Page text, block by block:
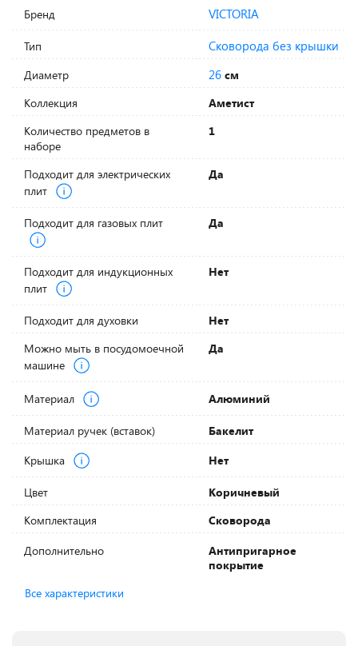
Бренд VICTORIA
Тип Сковорода без крышки
Диаметр 26 см
Коллекция
Аметист
Количество предметов в
наборе
1
Подходит для электрических
плит
Да
Подходит для газовых плит Да
Подходит для индукционных
плит
Нет
Подходит для духовки
Нет
Можно мыть в посудомоечной
машине
Да
Материал Алюминий
Материал ручек (вставок)
Бакелит
Крышка
Нет
Цвет
Коричневый
Комплектация
Сковорода
Дополнительно
Антипригарное
покрытие
Все характеристики